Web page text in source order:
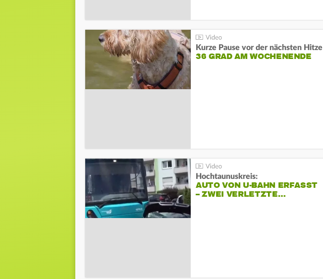
Kurze Pause vor der nächsten Hitze
36 GRAD AM WOCHENENDE
Hochtaunuskreis:
AUTO VON U-BAHN ERFASST
– ZWEI VERLETZTE…